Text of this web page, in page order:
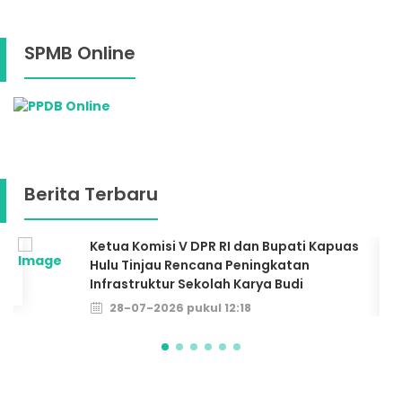
SPMB Online
Berita Terbaru
Hulu Tinjau Rencana Peningkatan
Infrastruktur Sekolah Karya Budi
28-07-2026 pukul 12:18
Pelaksanaan PSAJ Kelas IX SMP Karya Budi
Putussibau Berjalan Dengan Lancar